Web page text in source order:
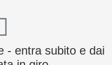
- entra subito e dai